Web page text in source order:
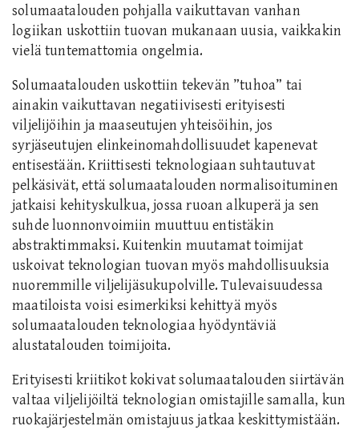
solumaatalouden pohjalla vaikuttavan vanhan
logiikan uskottiin tuovan mukanaan uusia, vaikkakin
vielä tuntemattomia ongelmia.
Solumaatalouden uskottiin tekevän ”tuhoa” tai
ainakin vaikuttavan negatiivisesti erityisesti
viljelijöihin ja maaseutujen yhteisöihin, jos
syrjäseutujen elinkeinomahdollisuudet kapenevat
entisestään. Kriittisesti teknologiaan suhtautuvat
pelkäsivät, että solumaatalouden normalisoituminen
jatkaisi kehityskulkua, jossa ruoan alkuperä ja sen
suhde luonnonvoimiin muuttuu entistäkin
abstraktimmaksi. Kuitenkin muutamat toimijat
uskoivat teknologian tuovan myös mahdollisuuksia
nuoremmille viljelijäsukupolville. Tulevaisuudessa
maatiloista voisi esimerkiksi kehittyä myös
solumaatalouden teknologiaa hyödyntäviä
alustatalouden toimijoita.
Erityisesti kriitikot kokivat solumaatalouden siirtävän
valtaa viljelijöiltä teknologian omistajille samalla, kun
ruokajärjestelmän omistajuus jatkaa keskittymistään.